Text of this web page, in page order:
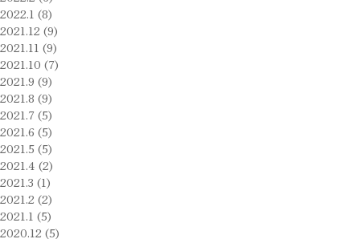
2022.1 (8)
2021.12 (9)
2021.11 (9)
2021.10 (7)
2021.9 (9)
2021.8 (9)
2021.7 (5)
2021.6 (5)
2021.5 (5)
2021.4 (2)
2021.3 (1)
2021.2 (2)
2021.1 (5)
2020.12 (5)